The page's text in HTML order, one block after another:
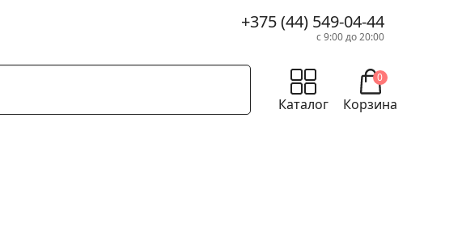
+375 (44) 549-04-44
с 9:00 до 20:00
Корзина
0
Каталог